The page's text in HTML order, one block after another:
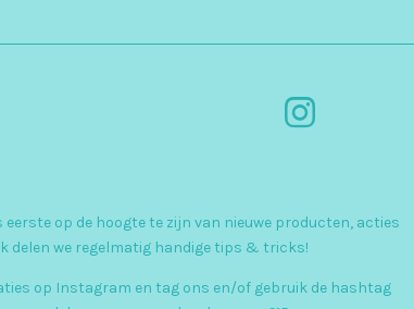
I
t
g
op de hoogte te zijn van nieuwe producten, acties
delen we regelmatig handige tips & tricks!
op Instagram en tag ons en/of gebruik de hashtag